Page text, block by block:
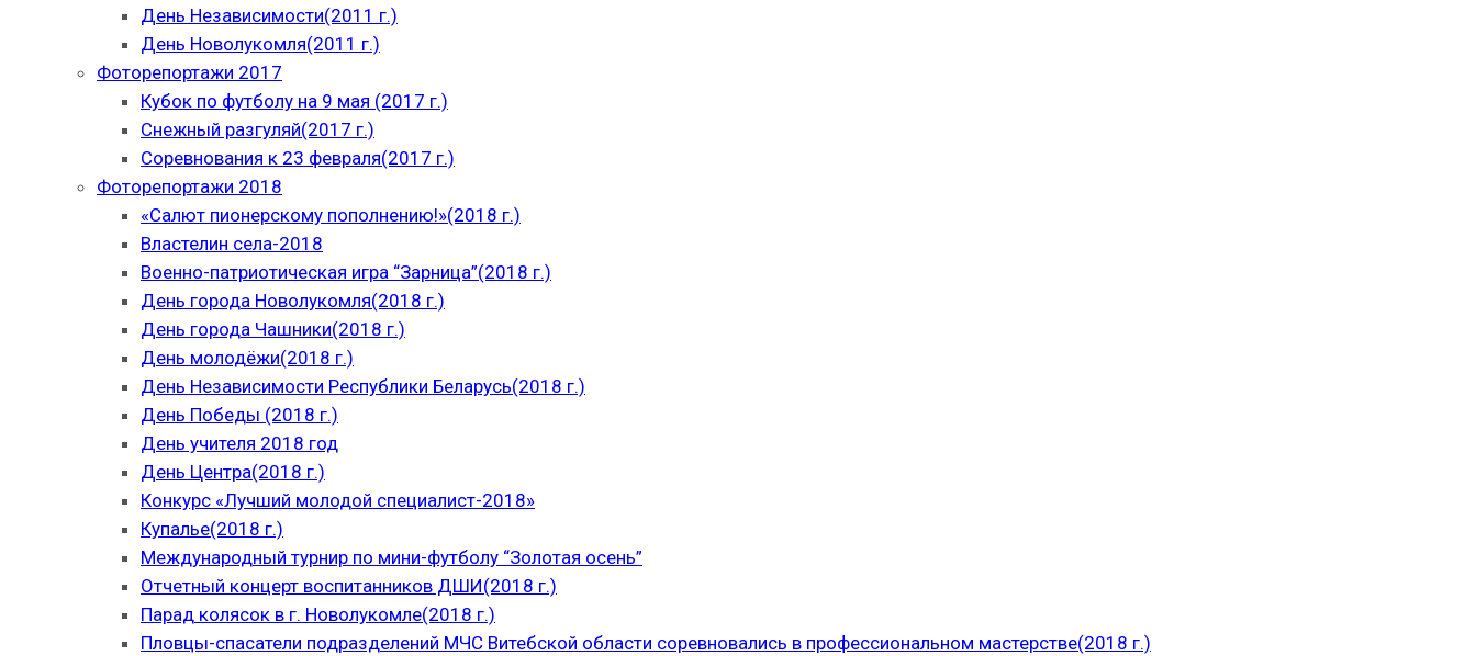
День Независимости(2011 г.)
День Новолукомля(2011 г.)
Фоторепортажи 2017
Кубок по футболу на 9 мая (2017 г.)
Снежный разгуляй(2017 г.)
Соревнования к 23 февраля(2017 г.)
Фоторепортажи 2018
«Салют пионерскому пополнению!»(2018 г.)
Властелин села-2018
Военно-патриотическая игра “Зарница”(2018 г.)
День города Новолукомля(2018 г.)
День города Чашники(2018 г.)
День молодёжи(2018 г.)
День Независимости Республики Беларусь(2018 г.)
День Победы (2018 г.)
День учителя 2018 год
День Центра(2018 г.)
Конкурс «Лучший молодой специалист-2018»
Купалье(2018 г.)
Международный турнир по мини-футболу “Золотая осень”
Отчетный концерт воспитанников ДШИ(2018 г.)
Парад колясок в г. Новолукомле(2018 г.)
Пловцы-спасатели подразделений МЧС Витебской области соревновались в профессиональном мастерстве(2018 г.)